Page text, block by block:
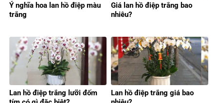
Ý nghĩa hoa lan hồ điệp màu
trắng
Giá lan hồ điệp trắng bao
nhiêu?
Lan hồ điệp trắng lưỡi đốm
Lan hồ điệp trắng giá bao